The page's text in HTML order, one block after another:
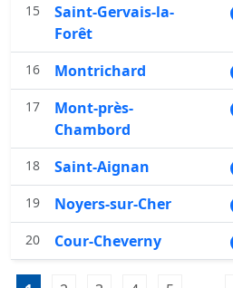
15
Saint-Gervais-la-
Forêt
16 Montrichard
17
Mont-près-
Chambord
18 Saint-Aignan
19 Noyers-sur-Cher
20 Cour-Cheverny